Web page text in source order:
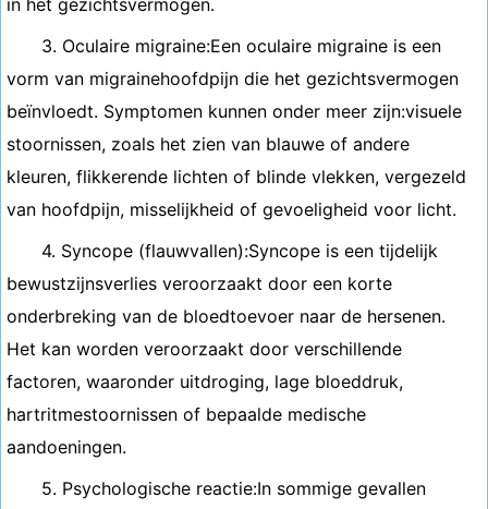
in het gezichtsvermogen.
3. Oculaire migraine:Een oculaire migraine is een
vorm van migrainehoofdpijn die het gezichtsvermogen
beïnvloedt. Symptomen kunnen onder meer zijn:visuele
stoornissen, zoals het zien van blauwe of andere
kleuren, flikkerende lichten of blinde vlekken, vergezeld
van hoofdpijn, misselijkheid of gevoeligheid voor licht.
4. Syncope (flauwvallen):Syncope is een tijdelijk
bewustzijnsverlies veroorzaakt door een korte
onderbreking van de bloedtoevoer naar de hersenen.
Het kan worden veroorzaakt door verschillende
factoren, waaronder uitdroging, lage bloeddruk,
hartritmestoornissen of bepaalde medische
aandoeningen.
5. Psychologische reactie:In sommige gevallen